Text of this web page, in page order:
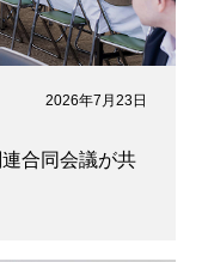
2026年7月23日
合同会議が共